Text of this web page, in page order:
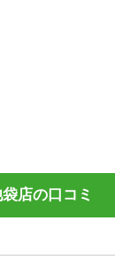
店の口コミ